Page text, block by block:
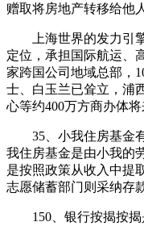
赠取将房地产转移给他
上海世界的发力引擎
定位，承担国际航运、
家跨国公司地域总部，
士、白玉兰已耸立，浦
心等约400万方商办体将
35、小我住房基金有
我住房基金是由小我的
是按照政策从收入中提
志愿储蓄部门则采纳存
150、银行按揭按揭